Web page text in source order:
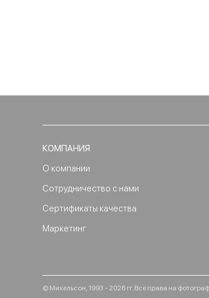
КОМПАНИЯ
О компании
Сотрудничество с нами
Сертификаты качества
Маркетинг
© Михельсон, 1993 - 2026 гг. Все права на